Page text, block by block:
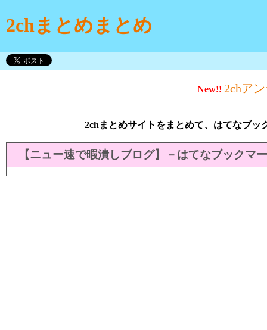
2chまとめまとめ
New!! 2chア
2chまとめサイトをまとめて、はてなブッ
【ニュー速で暇潰しブログ】－はてなブックマ